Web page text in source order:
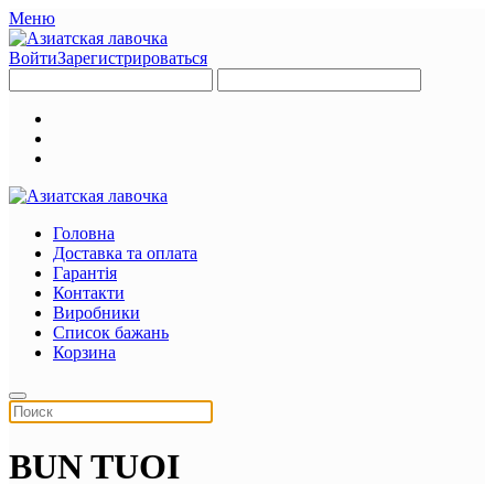
Меню
ВойтиЗарегистрироваться
Головна
Доставка та оплата
Гарантія
Контакти
Виробники
Список бажань
Корзина
BUN TUOI